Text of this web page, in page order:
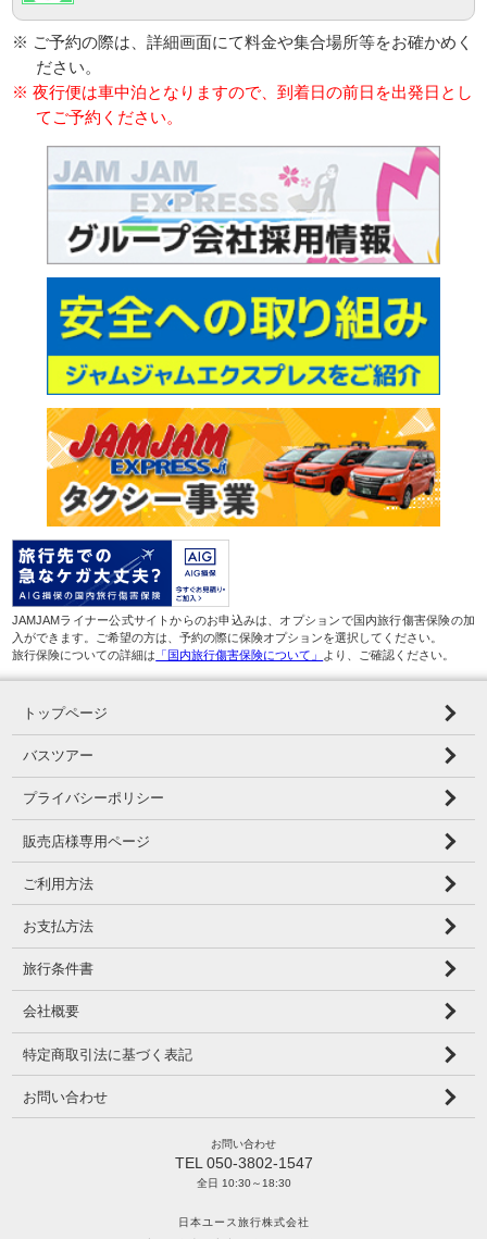
※ ご予約の際は、詳細画面にて料金や集合場所等をお確かめく
ださい。
※ 夜行便は車中泊となりますので、到着日の前日を出発日とし
てご予約ください。
JAMJAMライナー公式サイトからのお申込みは、オプションで国内旅行傷害保険の加
入ができます。ご希望の方は、予約の際に保険オプションを選択してください。
旅行保険についての詳細は 「国内旅行傷害保険について」 より、ご確認ください。
トップページ
バスツアー
プライバシーポリシー
販売店様専用ページ
ご利用方法
お支払方法
旅行条件書
会社概要
特定商取引法に基づく表記
お問い合わせ
お問い合わせ
TEL 050-3802-1547
全日 10:30～18:30
日本ユース旅行株式会社